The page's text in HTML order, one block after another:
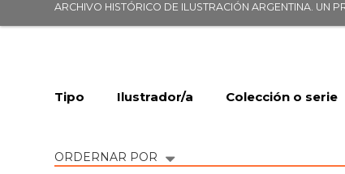
ARCHIVO HISTÓRICO DE ILUSTRACIÓN ARGENTINA. UN
Tipo Ilustrador/a Colección o serie
ORDERNAR POR